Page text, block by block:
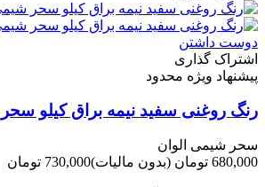
دوست داشتن
اشتراک گذاری
پیشنهاد ویژه محدود
رنگ روغنی سفید نیمه براق کیلو
سحر شیمی الوان
680,000 تومان
(بدون مالیات)730,000 تومان